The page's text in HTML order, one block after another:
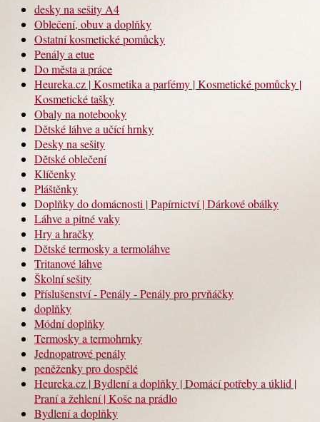
desky na sešity A4
Oblečení, obuv a doplňky
Ostatní kosmetické pomůcky
Penály a etue
Do města a práce
Heureka.cz | Kosmetika a parfémy | Kosmetické pomůcky |
Kosmetické tašky
Obaly na notebooky
Dětské láhve a učící hrnky
Desky na sešity
Dětské oblečení
Klíčenky
Pláštěnky
Doplňky do domácnosti | Papírnictví | Dárkové obálky
Láhve a pitné vaky
Hry a hračky
Dětské termosky a termoláhve
Tritanové láhve
Školní sešity
Příslušenství - Penály - Penály pro prvňáčky
doplňky
Módní doplňky
Termosky a termohrnky
Jednopatrové penály
peněženky pro dospělé
Heureka.cz | Bydlení a doplňky | Domácí potřeby a úklid |
Praní a žehlení | Koše na prádlo
Bydlení a doplňky